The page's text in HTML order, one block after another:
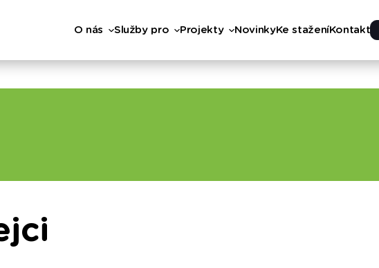
O nás Služby pro Projekty NovinkyKe staženíKontakt